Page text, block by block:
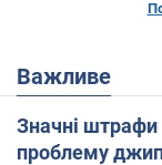
Важливе
Значні штрафи
проблему